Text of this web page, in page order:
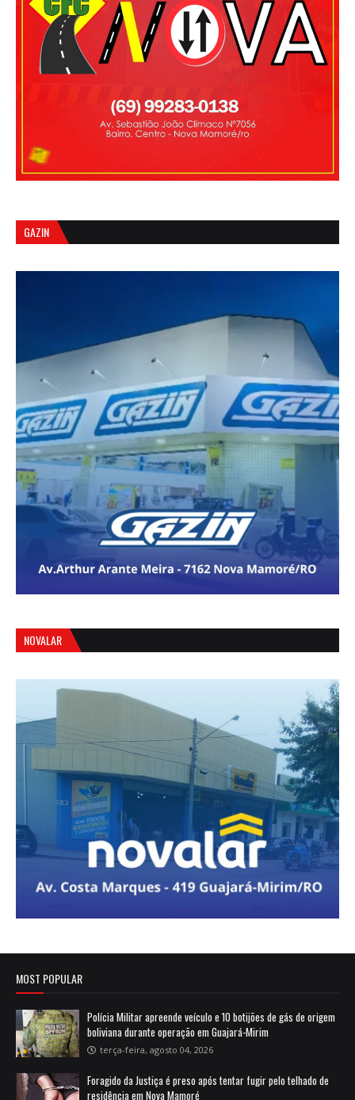
GAZIN
NOVALAR
MOST POPULAR
Polícia Militar apreende veículo e 10 botijões de gás de origem
boliviana durante operação em Guajará-Mirim
terça-feira, agosto 04, 2026
Foragido da Justiça é preso após tentar fugir pelo telhado de
residência em Nova Mamoré